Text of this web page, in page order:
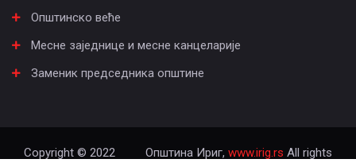
Општинско веће
Месне заједнице и месне канцеларије
Заменик председника општине
Copyright © 2022 Општина Ириг, www.irig.rs All rights